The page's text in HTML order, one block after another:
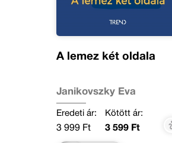
A lemez két oldala
Janikovszky Éva
Eredeti ár:
3 999 Ft
Kötött ár:
3 599 Ft